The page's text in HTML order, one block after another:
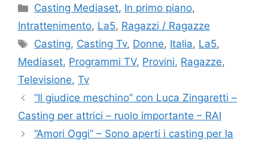
Categorie
Casting Mediaset, In primo piano,
Intrattenimento, La5, Ragazzi / Ragazze
Tag
Casting, Casting Tv, Donne, Italia, La5,
Mediaset, Programmi TV, Provini, Ragazze,
Televisione, Tv
“Il giudice meschino” con Luca Zingaretti –
Casting per attrici – ruolo importante – RAI
“Amori Oggi” – Sono aperti i casting per la